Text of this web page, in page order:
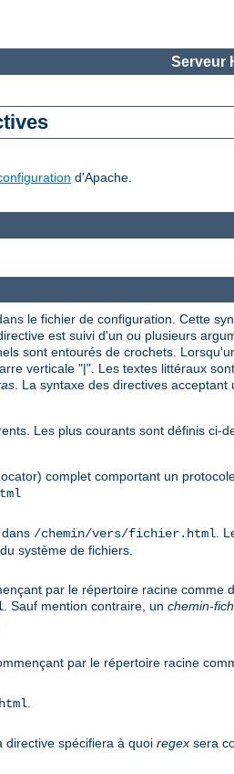
Serveur
d'Apache.
le fichier de configuration. Cette
est suivi d'un ou plusieurs
sont entourés de crochets.
verticale "|". Les textes littéraux
. La syntaxe des directives
Les plus courants sont définis ci-
complet comportant un
/chemin/vers/fichier.html .
système de fichiers.
par le répertoire racine comme
. Sauf mention contraire, un chemin-
par le répertoire racine
directive spécifiera à quoi regex sera